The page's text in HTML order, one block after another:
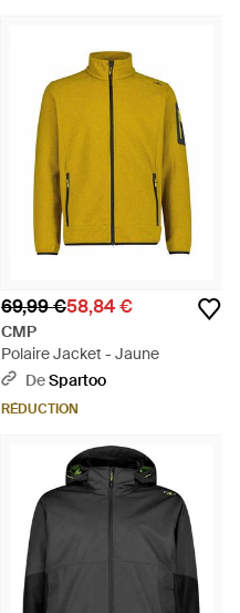
69,99 €58,84 €
CMP
Polaire Jacket - Jaune
DeSpartoo
RÉDUCTION